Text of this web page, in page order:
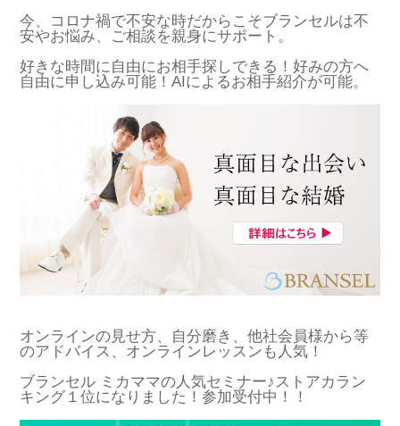
今、コロナ禍で不安な時だからこそブランセルは不
安やお悩み、ご相談を親身にサポート。
好きな時間に自由にお相手探しできる！好みの方へ
自由に申し込み可能！AIによるお相手紹介が可能。
オンラインの見せ方、自分磨き、他社会員様から等
のアドバイス、オンラインレッスンも人気！
ブランセル ミカママの人気セミナー♪ストアカラン
キング１位になりました！参加受付中！！